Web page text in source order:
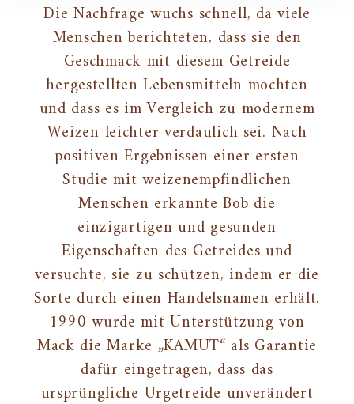
Die Nachfrage wuchs schnell, da viele
Menschen berichteten, dass sie den
Geschmack mit diesem Getreide
hergestellten Lebensmitteln mochten
und dass es im Vergleich zu modernem
Weizen leichter verdaulich sei. Nach
positiven Ergebnissen einer ersten
Studie mit weizenempfindlichen
Menschen erkannte Bob die
einzigartigen und gesunden
Eigenschaften des Getreides und
versuchte, sie zu schützen, indem er die
Sorte durch einen Handelsnamen erhält.
1990 wurde mit Unterstützung von
Mack die Marke „KAMUT“ als Garantie
dafür eingetragen, dass das
ursprüngliche Urgetreide unverändert